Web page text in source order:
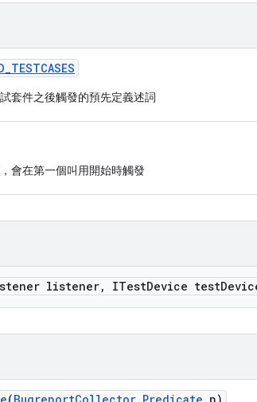
_TESTCASES
套件之後觸發的預先定義述詞
會在第一個叫用開始時觸發
listener, ITestDevice test